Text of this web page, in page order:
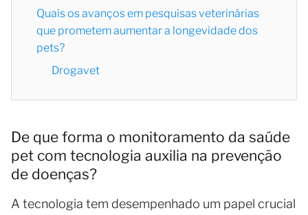
Quais os avanços em pesquisas veterinárias
que prometem aumentar a longevidade dos
pets?
Drogavet
De que forma o monitoramento da saúde
pet com tecnologia auxilia na prevenção
de doenças?
A tecnologia tem desempenhado um papel crucial